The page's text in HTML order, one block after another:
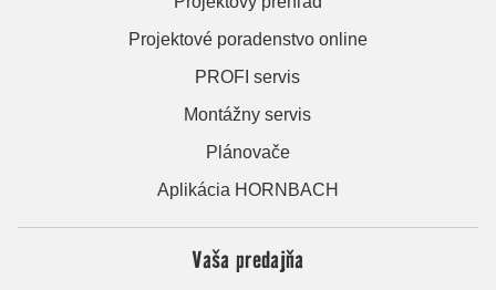
Projektové poradenstvo online
PROFI servis
Montážny servis
Plánovače
Aplikácia HORNBACH
Vaša predajňa